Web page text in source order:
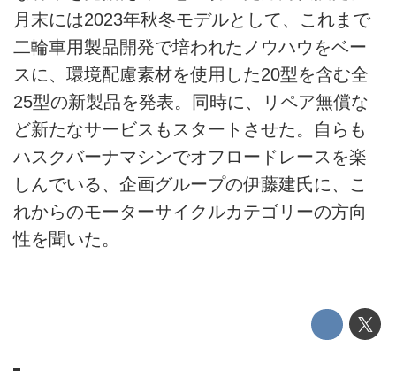
月末には2023年秋冬モデルとして、これまで
二輪車用製品開発で培われたノウハウをベー
スに、環境配慮素材を使用した20型を含む全
25型の新製品を発表。同時に、リペア無償な
ど新たなサービスもスタートさせた。自らも
ハスクバーナマシンでオフロードレースを楽
しんでいる、企画グループの伊藤建氏に、こ
れからのモーターサイクルカテゴリーの方向
性を聞いた。